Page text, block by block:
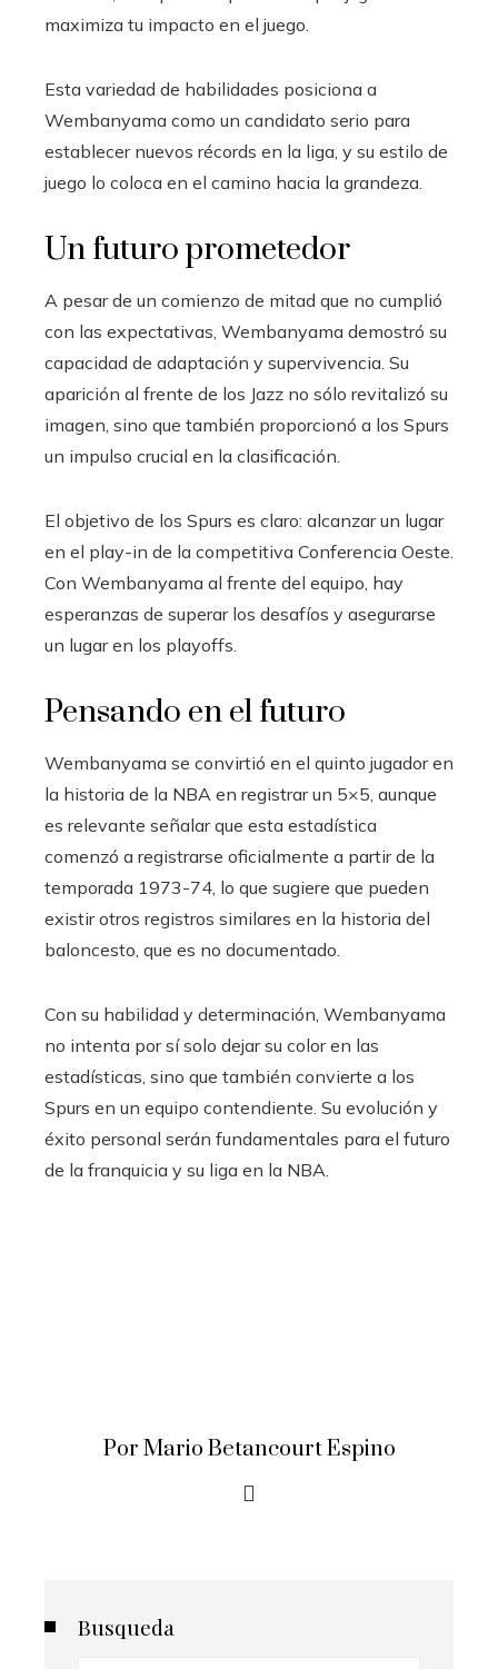
maximiza tu impacto en el juego.
Esta variedad de habilidades posiciona a
Wembanyama como un candidato serio para
establecer nuevos récords en la liga, y su estilo de
juego lo coloca en el camino hacia la grandeza.
Un futuro prometedor
A pesar de un comienzo de mitad que no cumplió
con las expectativas, Wembanyama demostró su
capacidad de adaptación y supervivencia. Su
aparición al frente de los Jazz no sólo revitalizó su
imagen, sino que también proporcionó a los Spurs
un impulso crucial en la clasificación.
El objetivo de los Spurs es claro: alcanzar un lugar
en el play-in de la competitiva Conferencia Oeste.
Con Wembanyama al frente del equipo, hay
esperanzas de superar los desafíos y asegurarse
un lugar en los playoffs.
Pensando en el futuro
Wembanyama se convirtió en el quinto jugador en
la historia de la NBA en registrar un 5×5, aunque
es relevante señalar que esta estadística
comenzó a registrarse oficialmente a partir de la
temporada 1973-74, lo que sugiere que pueden
existir otros registros similares en la historia del
baloncesto, que es no documentado.
Con su habilidad y determinación, Wembanyama
no intenta por sí solo dejar su color en las
estadísticas, sino que también convierte a los
Spurs en un equipo contendiente. Su evolución y
éxito personal serán fundamentales para el futuro
de la franquicia y su liga en la NBA.
Por Mario Betancourt Espino
Busqueda